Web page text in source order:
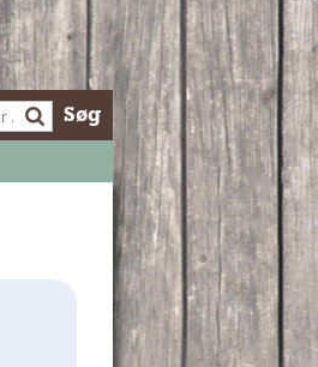
Søg